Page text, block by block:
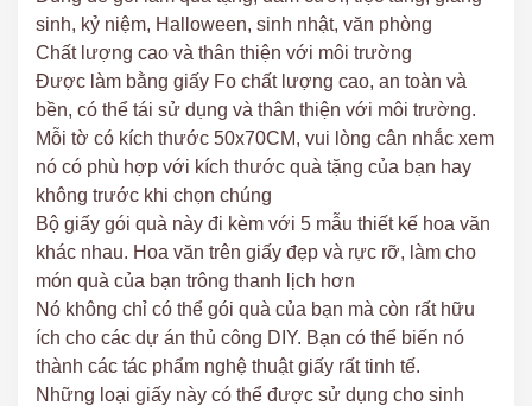
sinh, kỷ niệm, Halloween, sinh nhật, văn phòng
Chất lượng cao và thân thiện với môi trường
Được làm bằng giấy Fo chất lượng cao, an toàn và
bền, có thể tái sử dụng và thân thiện với môi trường.
Mỗi tờ có kích thước 50x70CM, vui lòng cân nhắc xem
nó có phù hợp với kích thước quà tặng của bạn hay
không trước khi chọn chúng
Bộ giấy gói quà này đi kèm với 5 mẫu thiết kế hoa văn
khác nhau. Hoa văn trên giấy đẹp và rực rỡ, làm cho
món quà của bạn trông thanh lịch hơn
Nó không chỉ có thể gói quà của bạn mà còn rất hữu
ích cho các dự án thủ công DIY. Bạn có thể biến nó
thành các tác phẩm nghệ thuật giấy rất tinh tế.
Những loại giấy này có thể được sử dụng cho sinh